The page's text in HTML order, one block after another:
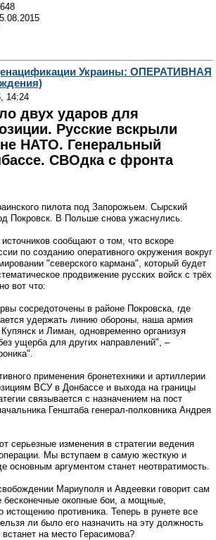
Украины: ОПЕРАТИВНАЯ
14:24
двух ударов для
Русские вскрыли
НАТО. Генеральный
СВОдка с фронта
пилота под Запорожьем. Сырский
Покровск. В Польше снова ужаснулись.
источников сообщают о том, что вскоре
по созданию оперативного окружения вокруг
"северского кармана", который будет
продвижение русских войск с трёх
вот что:
сосредоточены в районе Покровска, где
удержать линию обороны, наша армия
и Лиман, одновременно организуя
ущерба для других направлений", –
применения бронетехники и артиллерии
ВСУ в Донбассе и выхода на границы
связывается с назначением на пост
Генштаба генерал-полковника Андрея
серьезные изменения в стратегии ведения
Мы вступаем в самую жесткую и
основным аргументом станет неотвратимость.
Мариуполя и Авдеевки говорит сам
окопные бои, а мощные,
противника. Теперь в рунете все
ли было его назначить на эту должность
на место Герасимова?